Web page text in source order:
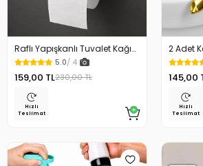
Raflı Yapışkanlı Tuvalet Kağıdı
Askılığı
5.0/ 4
159,00 TL230,00 TL
Hızlı
Teslimat
2 Adet
145,00
Hızlı
Teslimat